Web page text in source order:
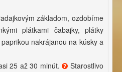
základom, ozdobíme
plátkami čabajky, plátky
nakrájanou na kúsky a
25 až 30 minút.
Starostlivo